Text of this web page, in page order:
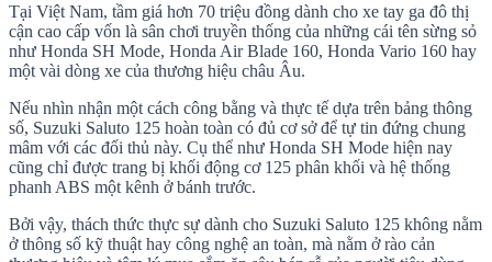
Tại Việt Nam, tầm giá hơn 70 triệu đồng dành cho xe tay ga đô thị
cận cao cấp vốn là sân chơi truyền thống của những cái tên sừng sỏ
như Honda SH Mode, Honda Air Blade 160, Honda Vario 160 hay
một vài dòng xe của thương hiệu châu Âu.
Nếu nhìn nhận một cách công bằng và thực tế dựa trên bảng thông
số, Suzuki Saluto 125 hoàn toàn có đủ cơ sở để tự tin đứng chung
mâm với các đối thủ này. Cụ thể như Honda SH Mode hiện nay
cũng chỉ được trang bị khối động cơ 125 phân khối và hệ thống
phanh ABS một kênh ở bánh trước.
Bởi vậy, thách thức thực sự dành cho Suzuki Saluto 125 không nằm
ở thông số kỹ thuật hay công nghệ an toàn, mà nằm ở rào cản